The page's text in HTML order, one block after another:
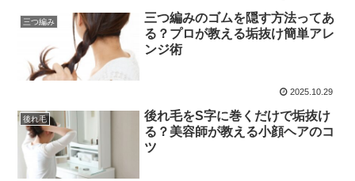
三つ編み
三つ編みのゴムを隠す方法ってあ
る？プロが教える垢抜け簡単アレ
ンジ術
2025.10.29
後れ毛
後れ毛をS字に巻くだけで垢抜け
る？美容師が教える小顔ヘアのコ
ツ